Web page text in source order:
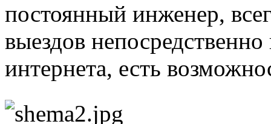
постоянный инженер,
выездов
интернета, есть